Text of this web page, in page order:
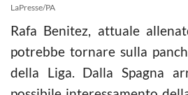
LaPresse/PA
Rafa Benitez, attuale
potrebbe tornare sulla
della Liga. Dalla Spagna